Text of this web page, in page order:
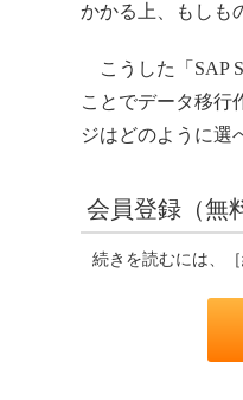
かかる上、もしも
こうした「SAP
ことでデータ移行
ジはどのように選
会員登録（無
続きを読むには、